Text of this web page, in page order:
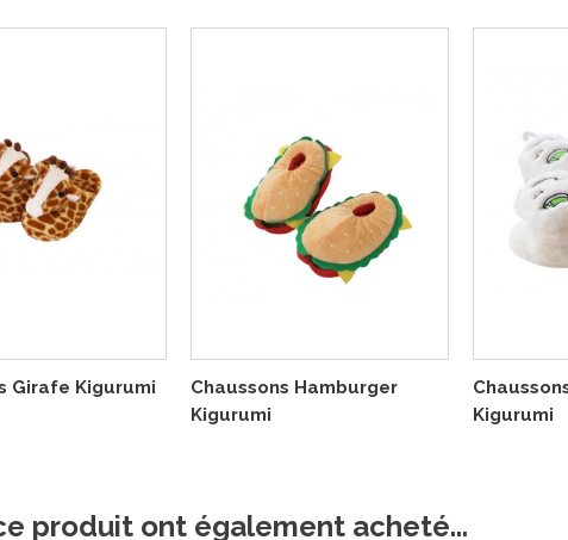
Girafe Kigurumi
Chaussons Hamburger
Kigurumi
Kigurumi
produit ont également acheté...